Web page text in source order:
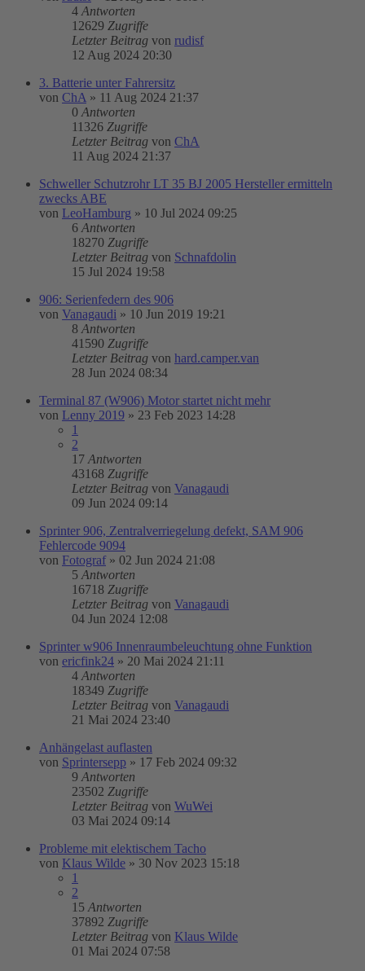
4 Antworten
12629 Zugriffe
Letzter Beitrag von rudisf
12 Aug 2024 20:30
3. Batterie unter Fahrersitz
von ChA » 11 Aug 2024 21:37
0 Antworten
11326 Zugriffe
Letzter Beitrag von ChA
11 Aug 2024 21:37
Schweller Schutzrohr LT 35 BJ 2005 Hersteller ermitteln
zwecks ABE
von LeoHamburg » 10 Jul 2024 09:25
6 Antworten
18270 Zugriffe
Letzter Beitrag von Schnafdolin
15 Jul 2024 19:58
906: Serienfedern des 906
von Vanagaudi » 10 Jun 2019 19:21
8 Antworten
41590 Zugriffe
Letzter Beitrag von hard.camper.van
28 Jun 2024 08:34
Terminal 87 (W906) Motor startet nicht mehr
von Lenny 2019 » 23 Feb 2023 14:28
1
2
17 Antworten
43168 Zugriffe
Letzter Beitrag von Vanagaudi
09 Jun 2024 09:14
Sprinter 906, Zentralverriegelung defekt, SAM 906
Fehlercode 9094
von Fotograf » 02 Jun 2024 21:08
5 Antworten
16718 Zugriffe
Letzter Beitrag von Vanagaudi
04 Jun 2024 12:08
Sprinter w906 Innenraumbeleuchtung ohne Funktion
von ericfink24 » 20 Mai 2024 21:11
4 Antworten
18349 Zugriffe
Letzter Beitrag von Vanagaudi
21 Mai 2024 23:40
Anhängelast auflasten
von Sprintersepp » 17 Feb 2024 09:32
9 Antworten
23502 Zugriffe
Letzter Beitrag von WuWei
03 Mai 2024 09:14
Probleme mit elektischem Tacho
von Klaus Wilde » 30 Nov 2023 15:18
1
2
15 Antworten
37892 Zugriffe
Letzter Beitrag von Klaus Wilde
01 Mai 2024 07:58